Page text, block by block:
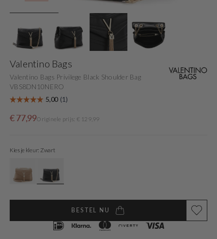
Valentino Bags
Valentino Bags Privilege Black Shoulder Bag
VBS8DN10NERO
Sale
€ 77,99
OrigineleOriginele prijs: € 129,99
Kies je kleur: Zwart
BESTEL NU